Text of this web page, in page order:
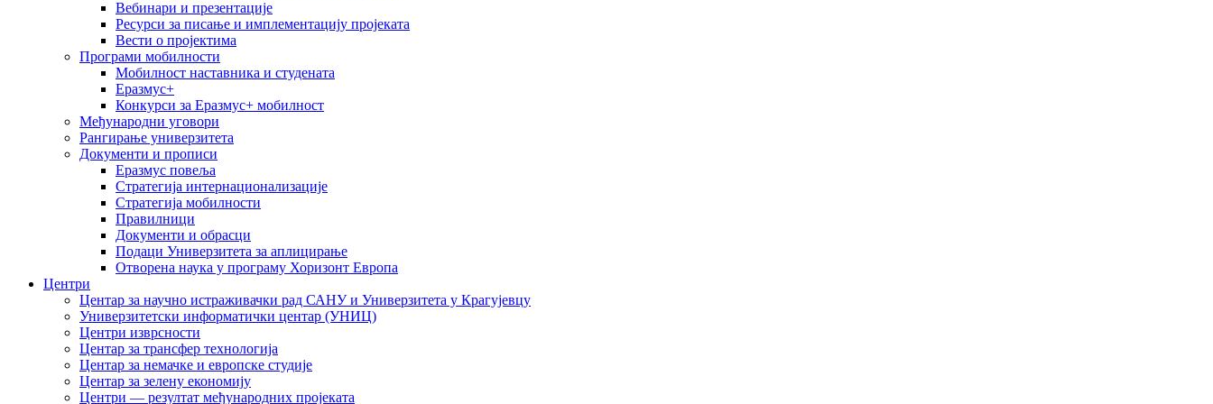
Вебинари и презентације
Ресурси за писање и имплементацију пројеката
Вести о пројектима
Програми мобилности
Мобилност наставника и студената
Еразмус+
Конкурси за Еразмус+ мобилност
Међународни уговори
Рангирање универзитета
Документи и прописи
Еразмус повеља
Стратегија интернационализације
Стратегија мобилности
Правилници
Документи и обрасци
Подаци Универзитета за аплицирање
Отворена наука у програму Хоризонт Европа
Центри
Центар за научно истраживачки рад САНУ и Универзитета у Крагујевцу
Универзитетски информатички центар (УНИЦ)
Центри изврсности
Центар за трансфер технологија
Центар за немачке и европске студије
Центар за зелену економију
Центри — резултат међународних пројеката